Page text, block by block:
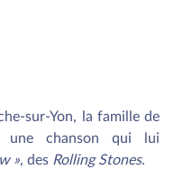
sur-Yon, la famille de
une chanson qui lui
», des Rolling Stones.